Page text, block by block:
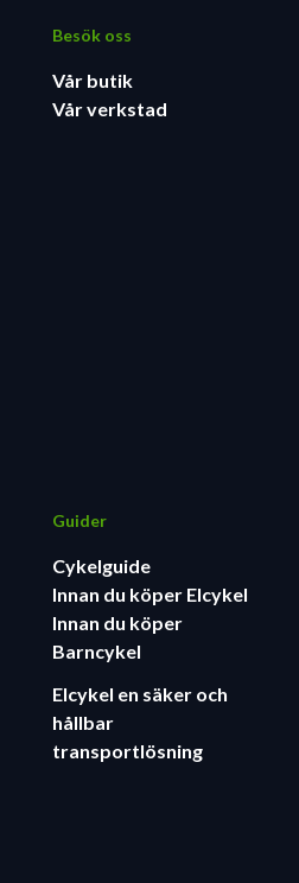
Besök oss
Vår butik
Vår verkstad
Guider
Cykelguide
Innan du köper Elcykel
Innan du köper
Barncykel
Elcykel en säker och
hållbar
transportlösning